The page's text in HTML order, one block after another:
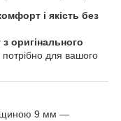
і якість без
оригінального
для вашого
9 мм —